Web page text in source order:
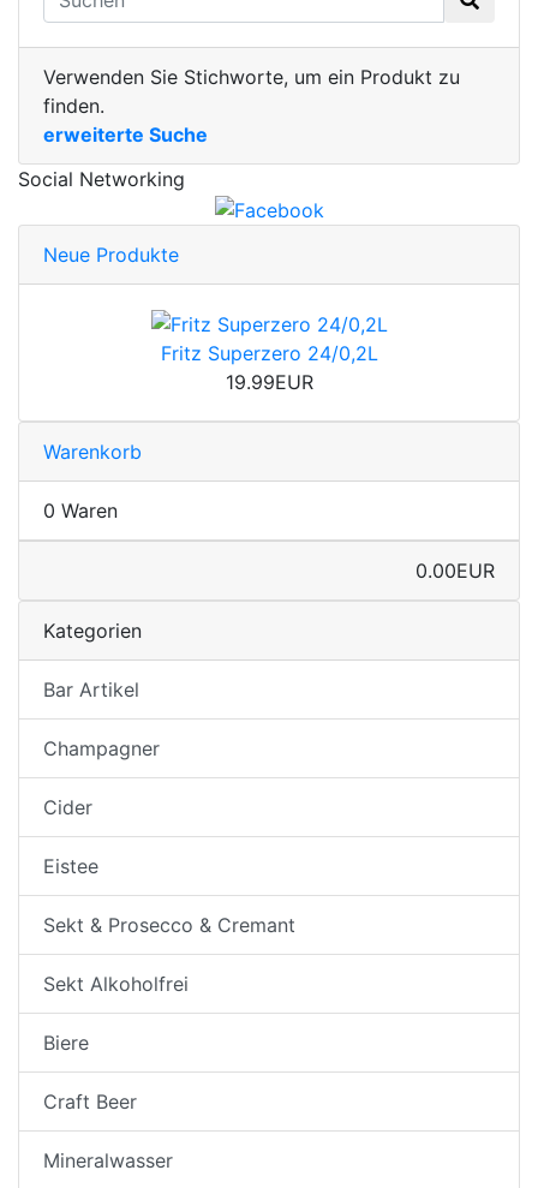
Verwenden Sie Stichworte, um ein Produkt zu
finden.
erweiterte Suche
Social Networking
Neue Produkte
Fritz Superzero 24/0,2L
19.99EUR
Warenkorb
0 Waren
0.00EUR
Kategorien
Bar Artikel
Champagner
Cider
Eistee
Sekt & Prosecco & Cremant
Sekt Alkoholfrei
Biere
Craft Beer
Mineralwasser